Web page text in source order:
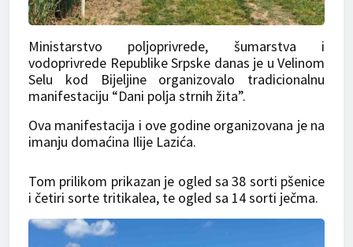
Ministarstvo poljoprivrede, šumarstva i
vodoprivrede Republike Srpske danas je u Velinom
Selu kod Bijeljine organizovalo tradicionalnu
manifestaciju “Dani polja strnih žita”.
Ova manifestacija i ove godine organizovana je na
imanju domaćina Ilije Lazića.
Tom prilikom prikazan je ogled sa 38 sorti pšenice
i četiri sorte tritikalea, te ogled sa 14 sorti ječma.